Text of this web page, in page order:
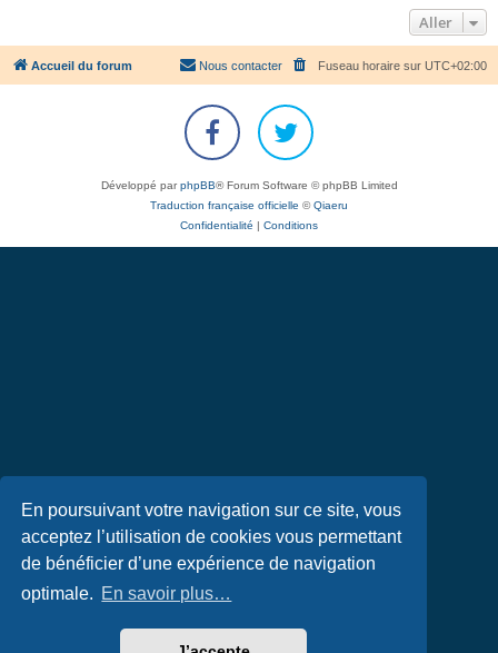
En poursuivant votre navigation sur ce site, vous
acceptez l’utilisation de cookies vous permettant
de bénéficier d’une expérience de navigation
optimale. En savoir plus…
h
e
r
Aller
Accueil du forum Fuseau horaire sur UTC+02:00
Nous contacter
Développé parphpBB® Forum Software © phpBB Limited
Traduction française officielle ©Qiaeru
Confidentialité | Conditions